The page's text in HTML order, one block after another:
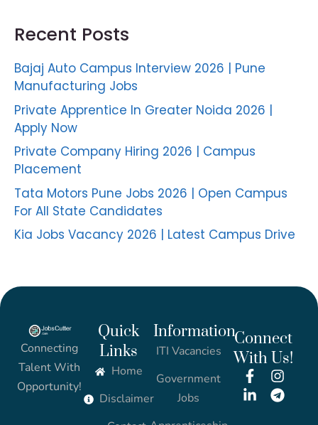
Recent Posts
Bajaj Auto Campus Interview 2026 | Pune
Manufacturing Jobs
Private Apprentice In Greater Noida 2026 |
Apply Now
Private Company Hiring 2026 | Campus
Placement
Tata Motors Pune Jobs 2026 | Open Campus
For All State Candidates
Kia Jobs Vacancy 2026 | Latest Campus Drive
Connecting
Talent With
Opportunity!
Quick
Links
Home
Disclaimer
Information
ITI Vacancies
Government
Jobs
Connect
With Us!